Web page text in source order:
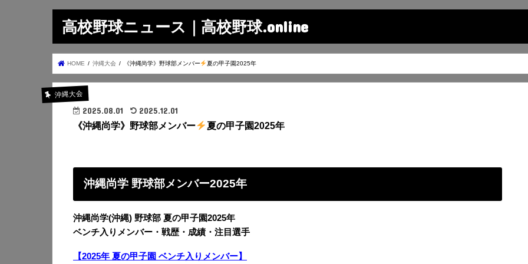
高校野球ニュース｜高校野球.online
HOME 沖縄大会 《沖縄尚学》野球部メンバー 夏の甲子園2025年
沖縄大会
2025.08.01 2025.12.01
《沖縄尚学》野球部メンバー 夏の甲子園2025年
沖縄尚学 野球部メンバー2025年
沖縄尚学(沖縄) 野球部 夏の甲子園2025年
ベンチ入りメンバー・戦歴・成績・注目選手
【2025年 夏の甲子園 ベンチ入りメンバー】